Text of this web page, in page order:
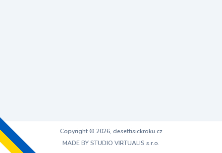
Copyright © 2026, desettisickroku.cz
MADE BY STUDIO VIRTUALIS s.r.o.